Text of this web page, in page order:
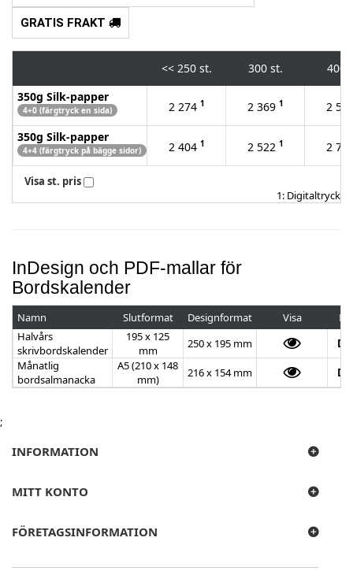
GRATIS FRAKT
<<250 st. 300 st.
400
350g Silk-papper
4+0 (färgtryck en sida) 2 274 1 2 369 1 2
350g Silk-papper
4+4 (färgtryck på bägge sidor) 2 404 1 2 522 1 2
Visa st. pris
1: Digitaltryck
InDesign och PDF-mallar för
Bordskalender
Namn Slutformat Designformat Visa
Halvårs
skrivbordskalender
195 x 125
mm
250 x 195 mm
Månatlig
bordsalmanacka
A5 (210 x 148
mm)
216 x 154 mm
;
INFORMATION
MITT KONTO
FÖRETAGSINFORMATION